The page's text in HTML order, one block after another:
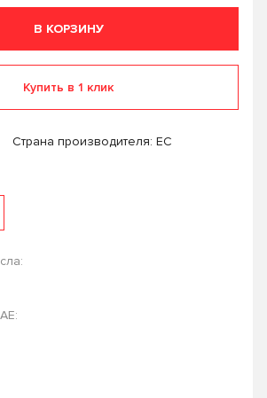
В КОРЗИНУ
Купить в 1 клик
Страна производителя: ЕС